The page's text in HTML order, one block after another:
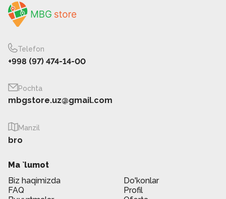
Telefon
+998 (97) 474-14-00
Pochta
mbgstore.uz@gmail.com
Manzil
bro
Ma `lumot
Biz haqimizda
Do'konlar
FAQ
Profil